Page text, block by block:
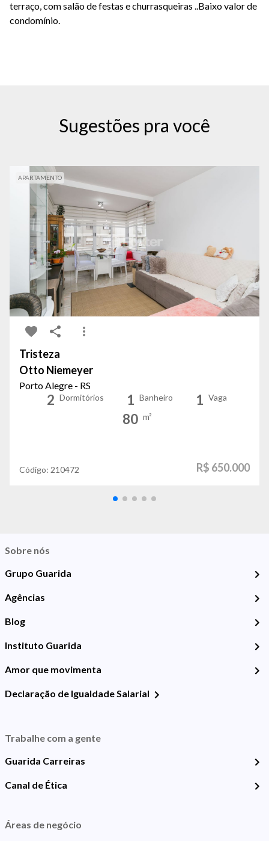
terraço, com salão de festas e churrasqueiras ..Baixo valor de
condomínio.
Sugestões pra você
APARTAMENTO
Tristeza
Otto Niemeyer
Porto Alegre - RS
2 Dormitórios 1 Banheiro 1 Vaga
80 m²
Código: 210472 R$ 650.000
Sobre nós
Grupo Guarida
Agências
Blog
Instituto Guarida
Amor que movimenta
Declaração de Igualdade Salarial
Trabalhe com a gente
Guarida Carreiras
Canal de Ética
Áreas de negócio